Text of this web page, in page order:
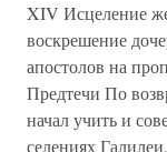
XIV Исцеление
воскрешение
апостолов на
Предтечи По
начал учить и
селениях Галилеи,